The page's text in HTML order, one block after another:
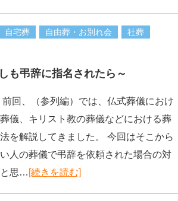
自宅葬 自由葬・お別れ会
社葬
も弔辞に指名されたら～
回、（参列編）では、仏式葬儀におけ
儀、キリスト教の葬儀などにおける葬
を解説してきました。 今回はそこから
人の葬儀で弔辞を依頼された場合の対
と思… [続きを読む]